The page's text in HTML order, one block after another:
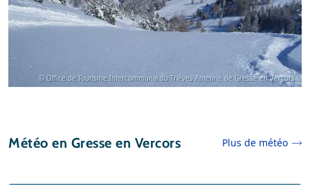
© Office de Tourisme Intercommunal du Trièves Antenne de Gresse en Vercors
Météo en Gresse en Vercors Plus de météo